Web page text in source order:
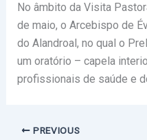
No âmbito da Visita
de maio, o Arcebispo de
do Alandroal, no qual o
um oratório – capela
profissionais de saúde e
PREVIOUS